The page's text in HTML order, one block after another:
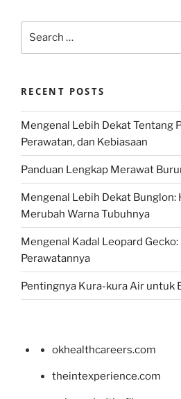
RECENT POSTS
Mengenal Lebih Dekat Tentang
Perawatan, dan Kebiasaan
Panduan Lengkap Merawat
Mengenal Lebih Dekat Bunglon:
Merubah Warna Tubuhnya
Mengenal Kadal Leopard
Perawatannya
Pentingnya Kura-kura Air untuk
okhealthcareers.com
theintexperience.com